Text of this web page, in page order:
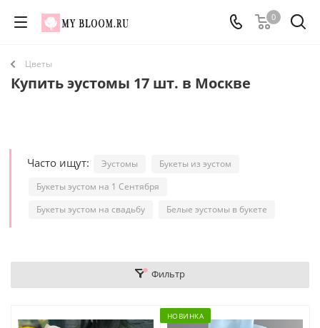
0
Цветы
Купить эустомы 17 шт. в Москве
Часто ищут: Эустомы
Букеты из эустом
Букеты эустом на 1 Сентября
Букеты эустом на свадьбу
Белые эустомы в букете
Фильтр
НОВИНКА